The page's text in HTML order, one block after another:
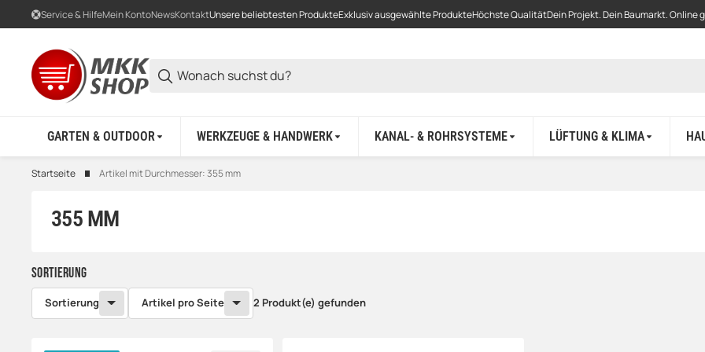
Service & HilfeMein KontoNewsKontaktUnsere beliebtesten ProdukteExklusiv ausgewählte ProdukteHöchste QualitätDein Projekt. Dein Baumarkt. Online
GARTEN & OUTDOOR WERKZEUGE & HANDWERK KANAL- & ROHRSYSTEME LÜFTUNG & KLIMA
Startseite Artikel mit Durchmesser: 355 mm
355 MM
Sortierung
Sortierung Artikel pro Seite 2 Produkt(e) gefunden